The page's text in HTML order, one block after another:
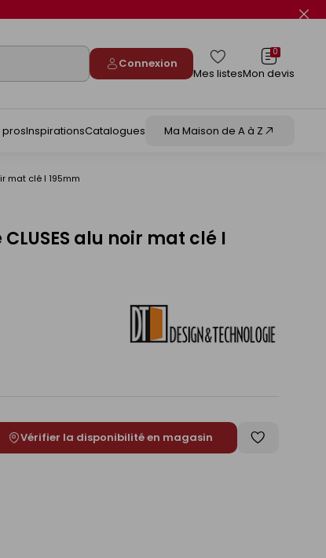
Connexion
Mes listes
0
Mon devis
prosInspirationsCatalogues Ma Maison de A à Z
mat clé I 195mm
alu noir mat clé I
Vérifier la disponibilité en magasin
Enregistrer